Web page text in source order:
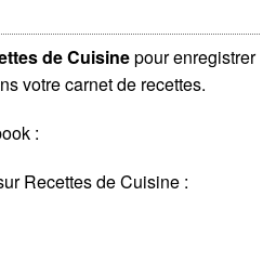
de Cuisinepour enregistrer
votre carnet de recettes.
:
Recettes de Cuisine :